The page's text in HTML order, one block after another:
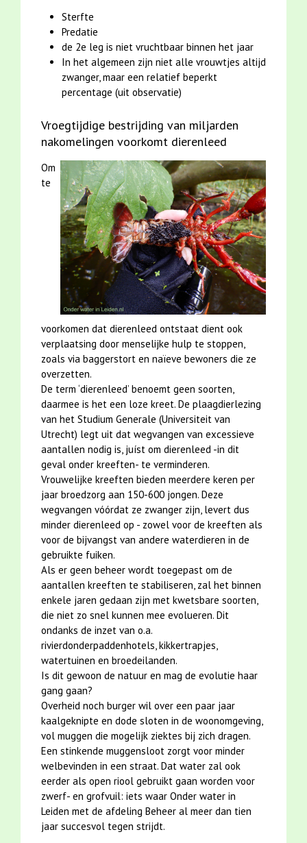
Sterfte
Predatie
de 2e leg is niet vruchtbaar binnen het jaar
In het algemeen zijn niet alle vrouwtjes altijd
zwanger, maar een relatief beperkt
percentage (uit observatie)
Vroegtijdige bestrijding van miljarden
nakomelingen voorkomt dierenleed
Om
te
voorkomen dat dierenleed ontstaat dient ook
verplaatsing door menselijke hulp te stoppen,
zoals via baggerstort en naïeve bewoners die ze
overzetten.
De term ‘dierenleed’ benoemt geen soorten,
daarmee is het een loze kreet. De plaagdierlezing
van het Studium Generale (Universiteit van
Utrecht) legt uit dat wegvangen van excessieve
aantallen nodig is, juíst om dierenleed -in dit
geval onder kreeften- te verminderen.
Vrouwelijke kreeften bieden meerdere keren per
jaar broedzorg aan 150-600 jongen. Deze
wegvangen vóórdat ze zwanger zijn, levert dus
minder dierenleed op - zowel voor de kreeften als
voor de bijvangst van andere waterdieren in de
gebruikte fuiken.
Als er geen beheer wordt toegepast om de
aantallen kreeften te stabiliseren, zal het binnen
enkele jaren gedaan zijn met kwetsbare soorten,
die niet zo snel kunnen mee evolueren. Dit
ondanks de inzet van o.a.
rivierdonderpaddenhotels, kikkertrapjes,
watertuinen en broedeilanden.
Is dit gewoon de natuur en mag de evolutie haar
gang gaan?
Overheid noch burger wil over een paar jaar
kaalgeknipte en dode sloten in de woonomgeving,
vol muggen die mogelijk ziektes bij zich dragen.
Een stinkende muggensloot zorgt voor minder
welbevinden in een straat. Dat water zal ook
eerder als open riool gebruikt gaan worden voor
zwerf- en grofvuil: iets waar Onder water in
Leiden met de afdeling Beheer al meer dan tien
jaar succesvol tegen strijdt.